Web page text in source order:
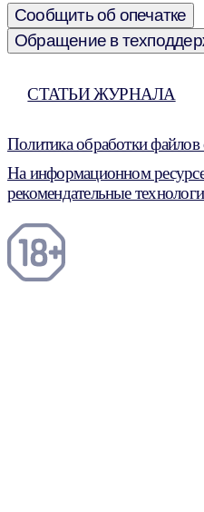
Сообщить об опечатке
Обращение в
СТАТЬИ ЖУРНАЛА
Политика обработки файлов
На информационном
рекомендательные